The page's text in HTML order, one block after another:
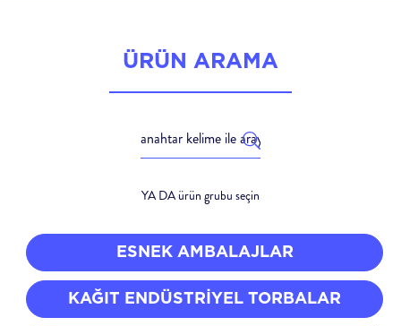
ÜRÜN ARAMA
YA DA ürün grubu seçin
ESNEK AMBALAJLAR
KAĞIT ENDÜSTRIYEL TORBALAR